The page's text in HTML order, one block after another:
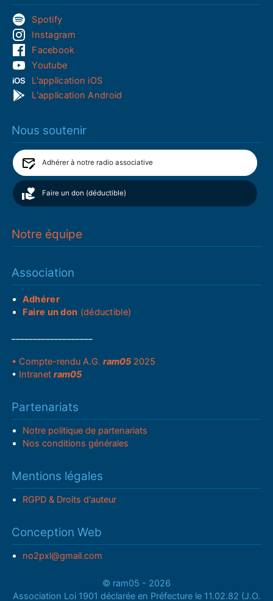
Spotify
Instagram
Facebook
Youtube
L'application iOS
L'application Android
Nous soutenir
Adhérer à notre radio associative
Faire un don (déductible)
Notre équipe
Association
Adhérer
Faire un don (déductible)
• Compte-rendu A.G.ram05 2025
• Intranetram05
Partenariats
Notre politique de partenariats
Nos conditions générales
Mentions légales
RGPD & Droits d'auteur
Conception Web
no2pxl@gmail.com
© ram05 - 2026
Association Loi 1901 déclarée en Préfecture le 11.02.82 (J.O.